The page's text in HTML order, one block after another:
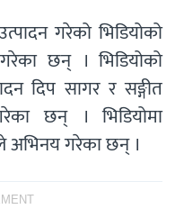
गरेको भिडियोको
छन् । भिडियोको
दिप सागर र सङ्गीत
छन् । भिडियोमा
अभिनय गरेका छन् ।